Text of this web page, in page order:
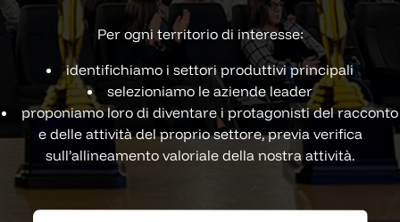
Per ogni territorio di interesse:
identifichiamo i settori produttivi principali
selezioniamo le aziende leader
proponiamo loro di diventare i protagonisti del racconto
e delle attività del proprio settore, previa verifica
sull’allineamento valoriale della nostra attività.